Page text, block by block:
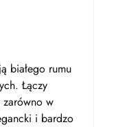
białego rumu
Łączy
zarówno w
i bardzo